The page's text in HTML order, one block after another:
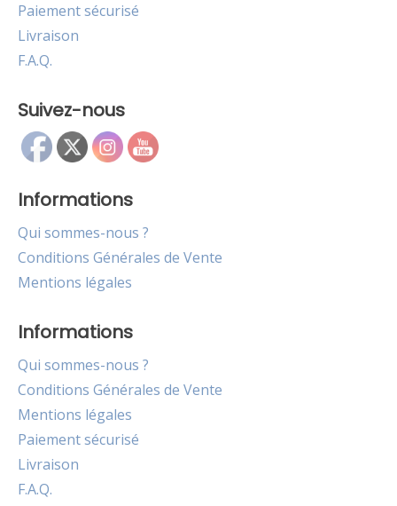
Paiement sécurisé
Livraison
F.A.Q.
Suivez-nous
Informations
Qui sommes-nous ?
Conditions Générales de Vente
Mentions légales
Informations
Qui sommes-nous ?
Conditions Générales de Vente
Mentions légales
Paiement sécurisé
Livraison
F.A.Q.